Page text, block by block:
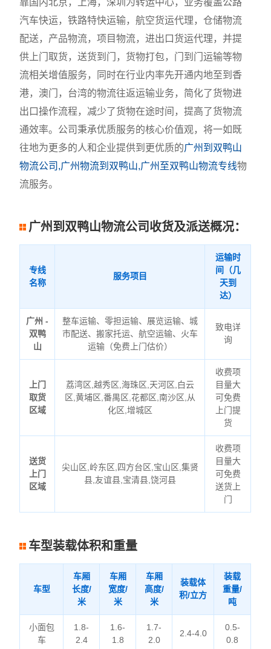
靠国内北京，上海，深圳为转运中心，业务覆盖公路
汽车快运，铁路特快运输，航空货运代理，仓储物流
配送，产品物流，项目物流，进出口货运代理，并提
供上门取货，送货到门，货物打包，门到门运输等物
流相关增值服务，同时在行业内率先开通内地至到香
港，澳门，台湾的物流往返运输业务，简化了货物进
出口操作流程，减少了货物在途时间，提高了货物流
通效率。公司秉承优质服务的核心价值观，将一如既
往地为更多的人和企业提供到更优质的广州到双鸭山
物流公司,广州物流到双鸭山,广州至双鸭山物流专线物
流服务。
广州到双鸭山物流公司收货及派送概况：
专线
名称
服务项目
运输时
间（几
天到
达）
广州 -
双鸭
山
整车运输、零担运输、展览运输、城
市配送、搬家托运、航空运输、火车
运输（免费上门估价）
致电详
询
上门
取货
区域
荔湾区,越秀区,海珠区,天河区,白云
区,黄埔区,番禺区,花都区,南沙区,从
化区,增城区
收费项
目量大
可免费
上门提
货
送货
上门
区域
尖山区,岭东区,四方台区,宝山区,集贤
县,友谊县,宝清县,饶河县
收费项
目量大
可免费
送货上
门
车型装载体积和重量
车型
车厢
长度/
米
车厢
宽度/
米
车厢
高度/
米
装载体
积/立方
装载
重量/
吨
小面包
车
1.8-
2.4
1.6-
1.8
1.7-
2.0
2.4-4.0
0.5-
0.8